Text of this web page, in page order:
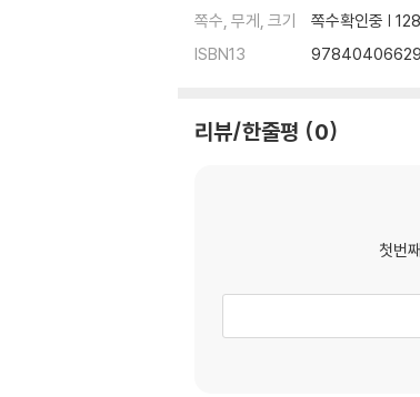
쪽수, 무게, 크기
쪽수확인중 |
ISBN13
리뷰/한줄평 0
첫번